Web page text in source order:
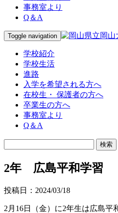
事務室より
Q＆A
Toggle navigation
学校紹介
学校生活
進路
入学を希望される方へ
在校生・ 保護者の方へ
卒業生の方へ
事務室より
Q＆A
2年 広島平和学習
投稿日：2024/03/18
2月16日（金）に2年生は広島平